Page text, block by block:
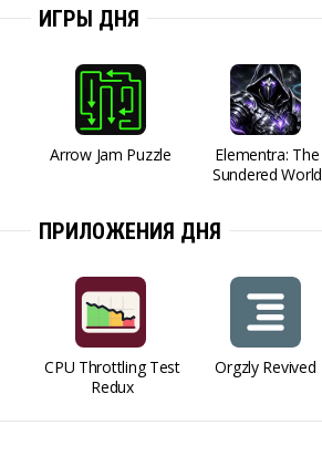
ИГРЫ ДНЯ
Arrow Jam Puzzle
Elementra: The
Sundered World
ПРИЛОЖЕНИЯ ДНЯ
CPU Throttling Test
Redux
Orgzly Revived